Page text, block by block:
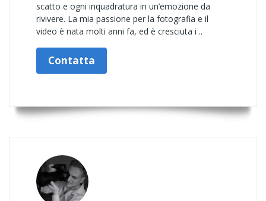
scatto e ogni inquadratura in un’emozione da
rivivere. La mia passione per la fotografia e il
video è nata molti anni fa, ed è cresciuta i ..
Contatta